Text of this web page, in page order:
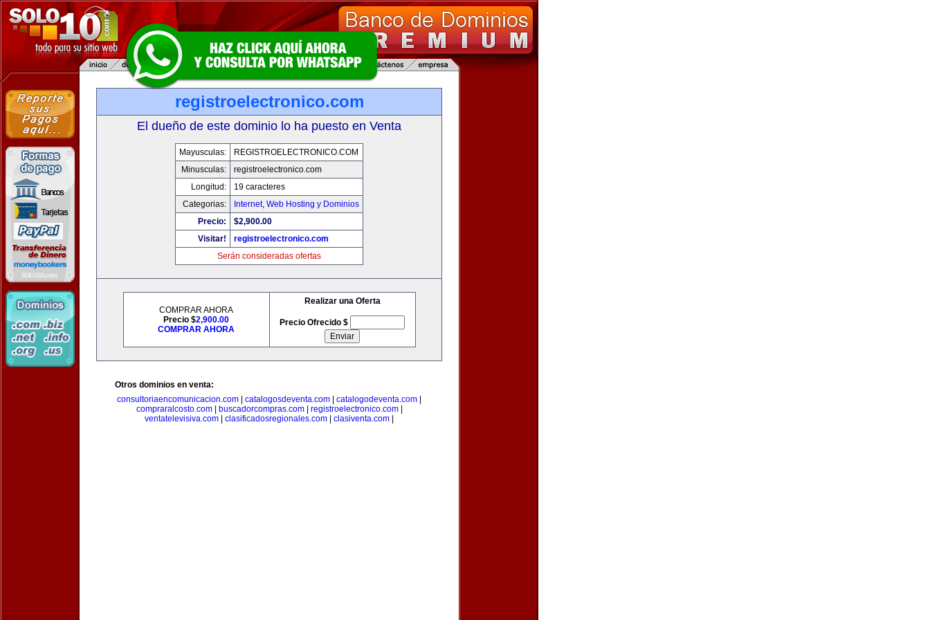
registroelectronico.com
El dueño de este dominio lo ha puesto en Venta
Mayusculas:
REGISTROELECTRONICO.COM
Minusculas:
registroelectronico.com
Longitud:
19 caracteres
Categorias:
Internet, Web Hosting y Dominios
Precio:
$2,900.00
Visitar!
registroelectronico.com
Serán consideradas ofertas
COMPRAR AHORA
Precio $2,900.00
COMPRAR AHORA
Realizar una Oferta
Precio Ofrecido $
Otros dominios en venta:
consultoriaencomunicacion.com
catalogosdeventa.com catalogodeventa.com
compraralcosto.com| buscadorcompras.com| registroelectronico.com|
ventatelevisiva.com
clasificadosregionales.com clasiventa.com